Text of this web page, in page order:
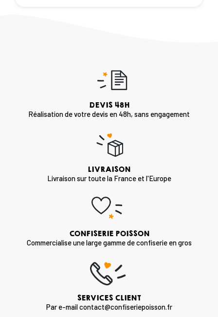
DEVIS 48H
Réalisation de votre devis en 48h, sans engagement
LIVRAISON
Livraison sur toute la France et l'Europe
CONFISERIE POISSON
Commercialise une large gamme de confiserie en gros
SERVICES CLIENT
Par e-mail contact@confiseriepoisson.fr